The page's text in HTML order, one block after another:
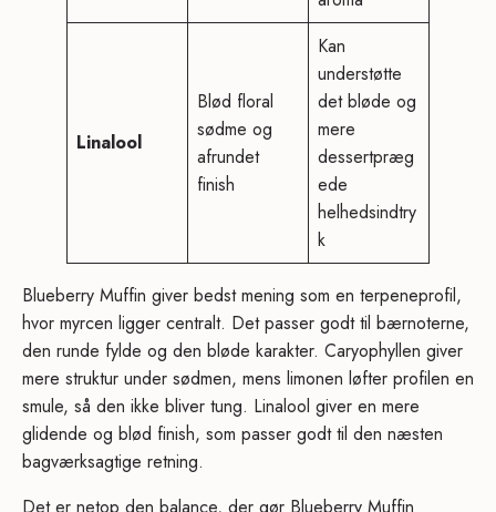
Linalool
Blød floral
sødme og
afrundet
finish
Kan
understøtte
det bløde og
mere
dessertpræg
ede
helhedsindtry
k
Blueberry Muffin giver bedst mening som en terpeneprofil,
hvor myrcen ligger centralt. Det passer godt til bærnoterne,
den runde fylde og den bløde karakter. Caryophyllen giver
mere struktur under sødmen, mens limonen løfter profilen en
smule, så den ikke bliver tung. Linalool giver en mere
glidende og blød finish, som passer godt til den næsten
bagværksagtige retning.
Det er netop den balance, der gør Blueberry Muffin